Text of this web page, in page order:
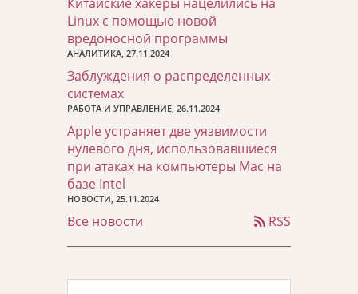
Linux с помощью новой
вредоносной программы
АНАЛИТИКА, 27.11.2024
Заблуждения о распределенных
системах
РАБОТА И УПРАВЛЕНИЕ, 26.11.2024
Apple устраняет две уязвимости
нулевого дня, использовавшиеся
при атаках на компьютеры Mac на
базе Intel
НОВОСТИ, 25.11.2024
Все новости RSS